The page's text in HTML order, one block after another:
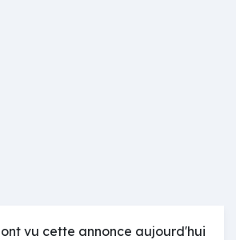
vu cette annonce aujourd'hui